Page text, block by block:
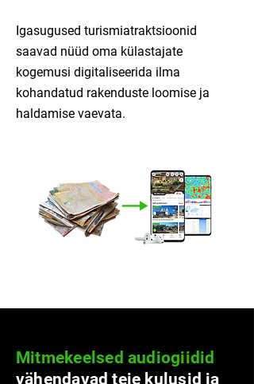
Igasugused turismiatraktsioonid
saavad nüüd oma külastajate
kogemusi digitaliseerida ilma
kohandatud rakenduste loomise ja
haldamise vaevata.
Mitmekeelsed audiogiidid
vähendavad teie kulusid ja